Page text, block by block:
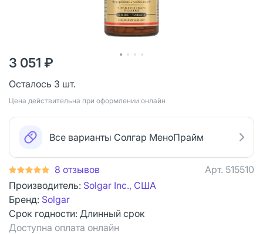
3 051 ₽
Осталось 3 шт.
Цена действительна при оформлении онлайн
Все варианты Солгар МеноПрайм
8 отзывов Арт. 515510
Производитель: Solgar Inc., США
Бренд: Solgar
Срок годности: Длинный срок
Доступна оплата онлайн